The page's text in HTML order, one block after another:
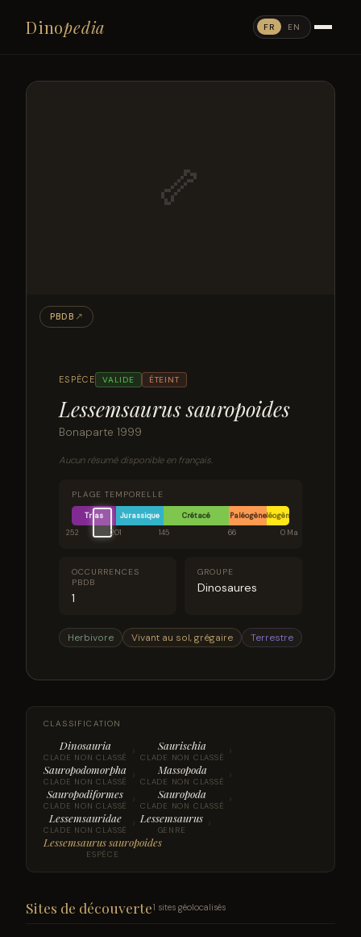
Dinopedia FR EN
ESPÈCE VALIDE ÉTEINT
Lessemsaurus sauropoides
Bonaparte 1999
Aucun résumé disponible en français.
PLAGE TEMPORELLE
Trias Jurassique Crétacé PaléogèneNéogène
252
201 145 66 0 Ma
OCCURRENCES
PBDB
1
GROUPE
Dinosaures
Herbivore Vivant au sol, grégaire Terrestre
🦴
PBDB ↗
CLASSIFICATION
Dinosauria
CLADE NON CLASSÉ › Saurischia
CLADE NON CLASSÉ ›
Sauropodomorpha
CLADE NON CLASSÉ › Massopoda
CLADE NON CLASSÉ ›
Sauropodiformes
CLADE NON CLASSÉ › Sauropoda
CLADE NON CLASSÉ ›
Lessemsauridae
CLADE NON CLASSÉ › Lessemsaurus
GENRE ›
Lessemsaurus sauropoides
ESPÈCE
Sites de découverte1 sites géolocalisés